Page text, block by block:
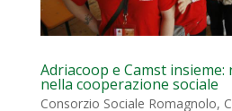
Adriacoop e Camst
nella cooperazione sociale
Consorzio Sociale Romagnolo,